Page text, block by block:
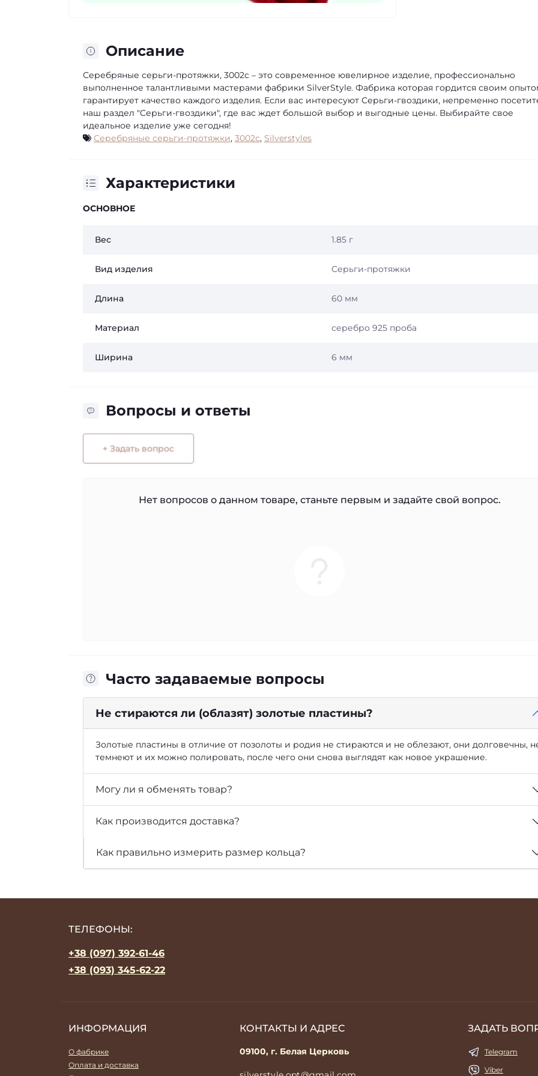
Описание
Серебряные серьги-протяжки, 3002с – это современное ювелирное изделие, профессионально
выполненное талантливыми мастерами фабрики SilverStyle. Фабрика которая гордится своим
гарантирует качество каждого изделия. Если вас интересуют Серьги-гвоздики, непременно
наш раздел "Серьги-гвоздики", где вас ждет большой выбор и выгодные цены. Выбирайте свое
идеальное изделие уже сегодня!
Серебряные серьги-протяжки, 3002с, Silverstyles
Характеристики
ОСНОВНОЕ
Вес 1.85 г
Вид изделия Серьги-протяжки
Длина 60 мм
Материал серебро 925 проба
Ширина 6 мм
Вопросы и ответы
+ Задать вопрос
Нет вопросов о данном товаре, станьте первым и задайте свой вопрос.
Часто задаваемые вопросы
Не стираются ли (облазят) золотые пластины?
Золотые пластины в отличие от позолоты и родия не стираются и не облезают, они долговечны,
темнеют и их можно полировать, после чего они снова выглядят как новое украшение.
Могу ли я обменять товар?
Как производится доставка?
Как правильно измерить размер кольца?
ТЕЛЕФОНЫ:
+38 (097) 392-61-46
+38 (093) 345-62-22
ИНФОРМАЦИЯ
О фабрике
Оплата и доставка
КОНТАКТЫ И АДРЕС
09100, г. Белая Церковь
ЗАДАТЬ
Telegram
Viber